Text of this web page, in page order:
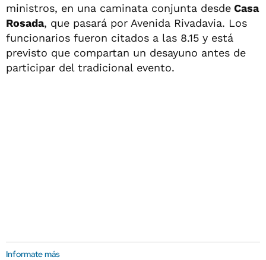
ministros, en una caminata conjunta desde Casa
Rosada, que pasará por Avenida Rivadavia. Los
funcionarios fueron citados a las 8.15 y está
previsto que compartan un desayuno antes de
participar del tradicional evento.
Informate más